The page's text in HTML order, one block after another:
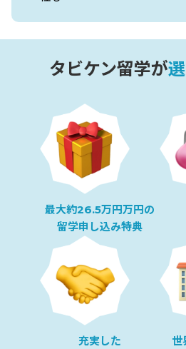
タビケン留学が
最大約26.5万円万円の
留学申し込み特典
充実した
世